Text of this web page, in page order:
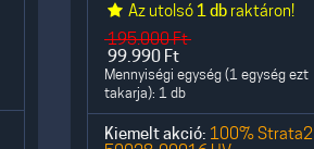
Az utolsó 1 db raktáron!
195.000Ft
99.990 Ft
Mennyiségi egység (1 egység ezt
takarja): 1 db
Kiemelt akció: 100% Strata2